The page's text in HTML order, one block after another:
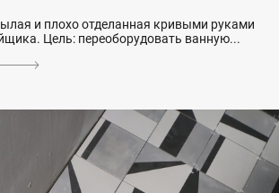
и плохо отделанная кривыми руками
Цель: переоборудовать ванную...